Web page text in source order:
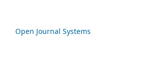
Open Journal Systems